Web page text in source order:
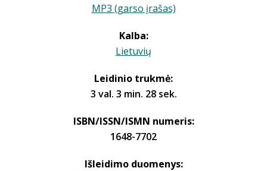
MP3 (garso įrašas)
Kalba:
Lietuvių
Leidinio trukmė:
3 val. 3 min. 28 sek.
ISBN/ISSN/ISMN numeris:
1648-7702
Išleidimo duomenys: